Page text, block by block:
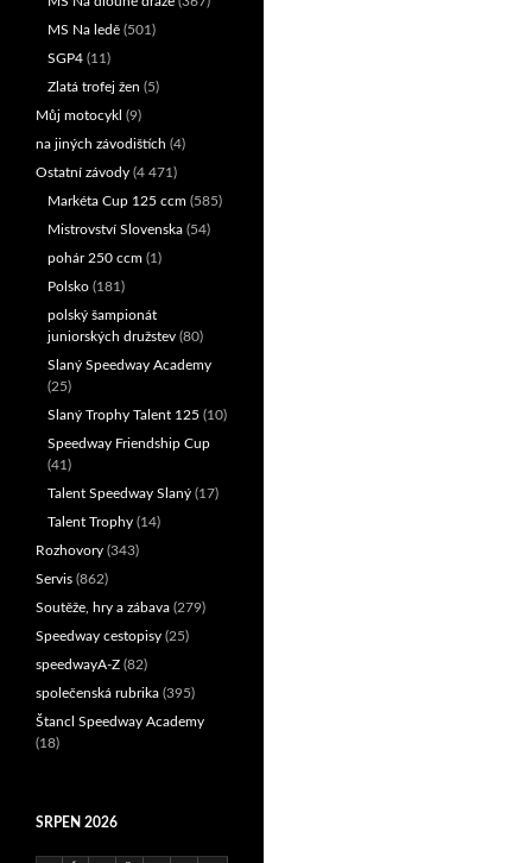
MS Na ledě (501)
SGP4 (11)
Zlatá trofej žen (5)
Můj motocykl (9)
na jiných závodištích (4)
Ostatní závody (4 471)
Markéta Cup 125 ccm (585)
Mistrovství Slovenska (54)
pohár 250 ccm (1)
Polsko (181)
polský šampionát
juniorských družstev (80)
Slaný Speedway Academy
(25)
Slaný Trophy Talent 125 (10)
Speedway Friendship Cup
(41)
Talent Speedway Slaný (17)
Talent Trophy (14)
Rozhovory (343)
Servis (862)
Soutěže, hry a zábava (279)
Speedway cestopisy (25)
speedwayA-Z (82)
společenská rubrika (395)
Štancl Speedway Academy
(18)
SRPEN 2026